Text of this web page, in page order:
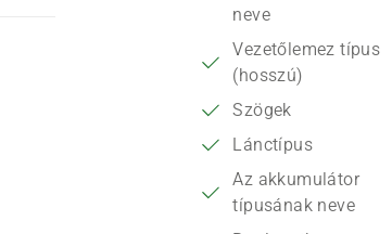
neve
Vezetőlemez típus
(hosszú)
Szögek
Lánctípus
Az akkumulátor
típusának neve